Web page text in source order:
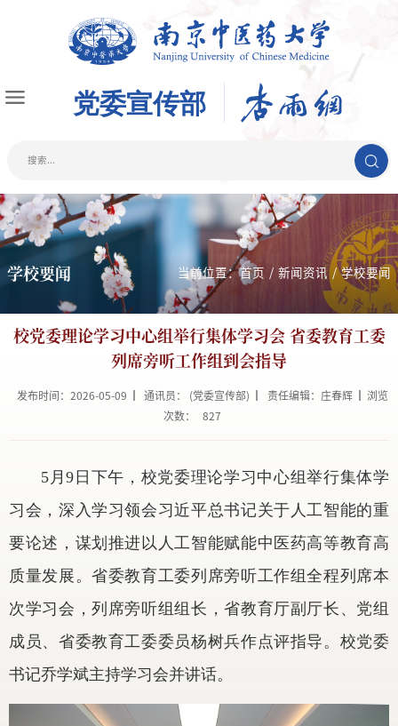
当前位置：首页 / 新闻资讯 / 学校要闻
学校要闻
校党委理论学习中心组举行集体学习会 省委教育工委
列席旁听工作组到会指导
发布时间：2026-05-09 通讯员： (党委宣传部) 责任编辑：庄春辉
浏览
次数：
827
5月9日下午，校党委理论学习中心组举行集体学
习会，深入学习领会习近平总书记关于人工智能的重
要论述，谋划推进以人工智能赋能中医药高等教育高
质量发展。省委教育工委列席旁听工作组全程列席本
次学习会，列席旁听组组长，省教育厅副厅长、党组
成员、省委教育工委委员杨树兵作点评指导。校党委
书记乔学斌主持学习会并讲话。